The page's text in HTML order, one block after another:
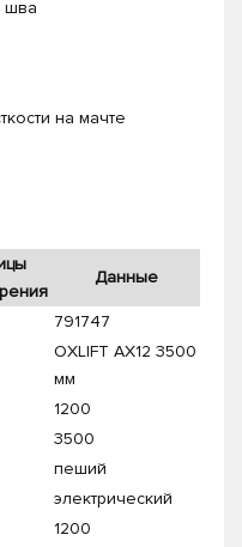
шва
на мачте
Данные
791747
OXLIFT AX12 3500
мм
1200
3500
пеший
электрический
1200